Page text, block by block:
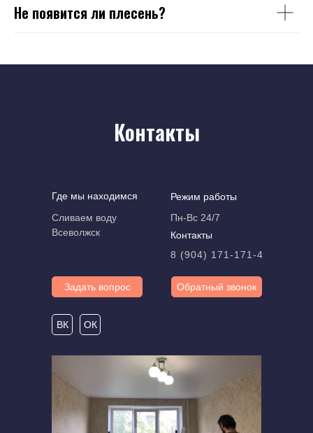
Не появится ли плесень?
Контакты
Где мы находимся
Сливаем воду
Всеволжск
Контакты
Режим работы
8 (904) 171-171-4
Пн-Вс 24/7
Задать вопрос Обратный звонок
ВК ОК